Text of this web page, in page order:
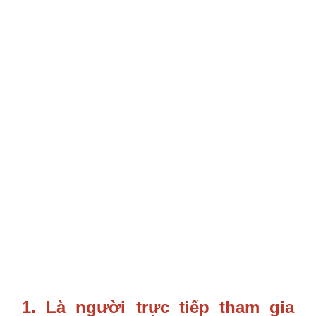
1. Là người trực tiếp tham gia